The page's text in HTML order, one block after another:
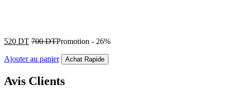
520 DT 700DTPromotion - 26%
Ajouter au panier Achat Rapide
Avis Clients